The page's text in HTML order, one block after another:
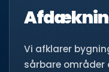
Vi afklarer
sårbare områder